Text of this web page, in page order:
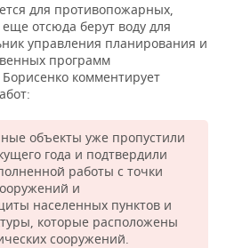
для противопожарных,
отсюда берут воду для
управления планирования и
программ
комментирует
объекты уже пропустили
года и подтвердили
работы с точки
и
населенных пунктов и
которые расположены
сооружений.